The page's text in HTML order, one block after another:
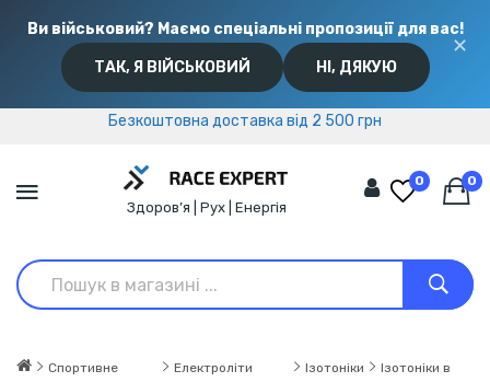
Ви військовий? Маємо спеціальні пропозиції для вас!
ТАК, Я ВІЙСЬКОВИЙ НІ, ДЯКУЮ
✕
Безкоштовна доставка від 2 500 грн
Безкоштовна доставка від 2 500 грн
Здоров’я | Рух | Енергія
0 0
Спортивне
Електроліти
Ізотоніки
Ізотоніки в